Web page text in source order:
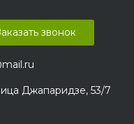
Джапаридзе, 53/7
звонок